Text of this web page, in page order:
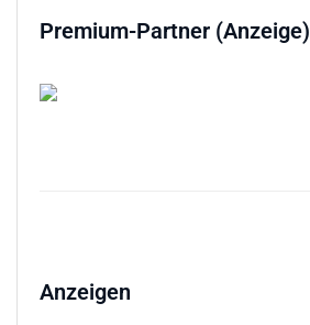
Premium-Partner (Anzeige)
Anzeigen